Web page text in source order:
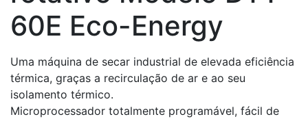
60E Eco-Energy
Uma máquina de secar industrial de elevada eficiência
térmica, graças a recirculação de ar e ao seu
isolamento térmico.
Microprocessador totalmente programável, fácil de